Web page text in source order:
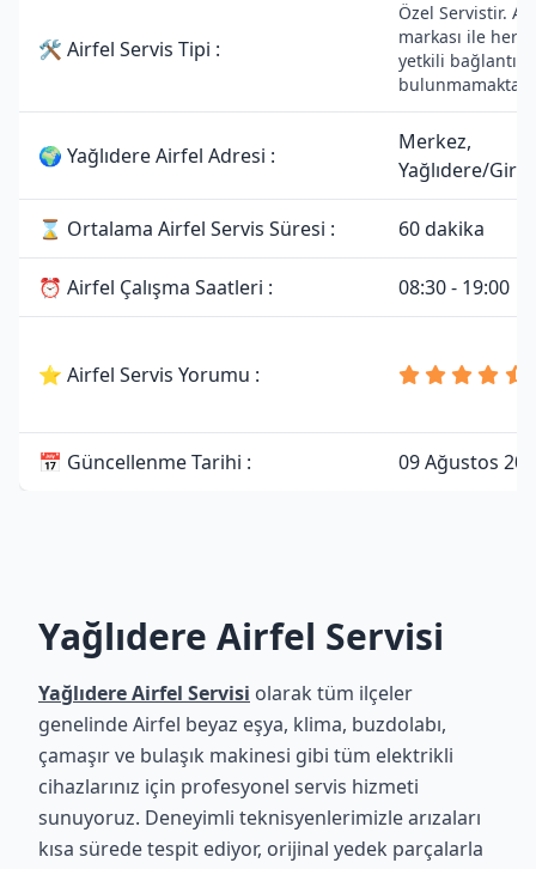
🛠 Airfel Servis Tipi :
Özel Servistir.
markası ile
yetkili bağlantısı
🌍 Yağlıdere Airfel Adresi :
Merkez,
Yağlıdere/
⌛ Ortalama Airfel Servis Süresi : 60 dakika
⏰ Airfel Çalışma Saatleri : 08:30 - 19:00
⭐ Airfel Servis Yorumu :
📅 Güncellenme Tarihi : 09 Ağustos
Yağlıdere Airfel Servisi
Yağlıdere Airfel Servisi olarak tüm ilçeler
genelinde Airfel beyaz eşya, klima, buzdolabı,
çamaşır ve bulaşık makinesi gibi tüm elektrikli
cihazlarınız için profesyonel servis hizmeti
sunuyoruz. Deneyimli teknisyenlerimizle arızaları
kısa sürede tespit ediyor, orijinal yedek parçalarla